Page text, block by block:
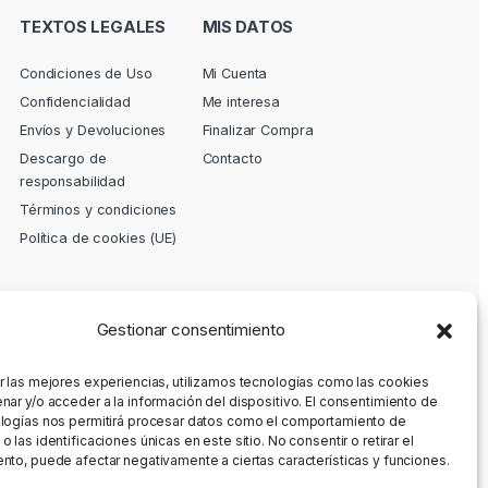
Gestionar consentimiento
las mejores experiencias, utilizamos tecnologías como las cookies
y/o acceder a la información del dispositivo. El consentimiento de
nos permitirá procesar datos como el comportamiento de
las identificaciones únicas en este sitio. No consentir o retirar el
puede afectar negativamente a ciertas características y funciones.
TEXTOS LEGALES
Condiciones de Uso
Confidencialidad
Envíos y Devoluciones
Descargo de
responsabilidad
Términos y condiciones
Política de cookies (UE)
MIS DATOS
Mi Cuenta
Me interesa
Finalizar Compra
Contacto